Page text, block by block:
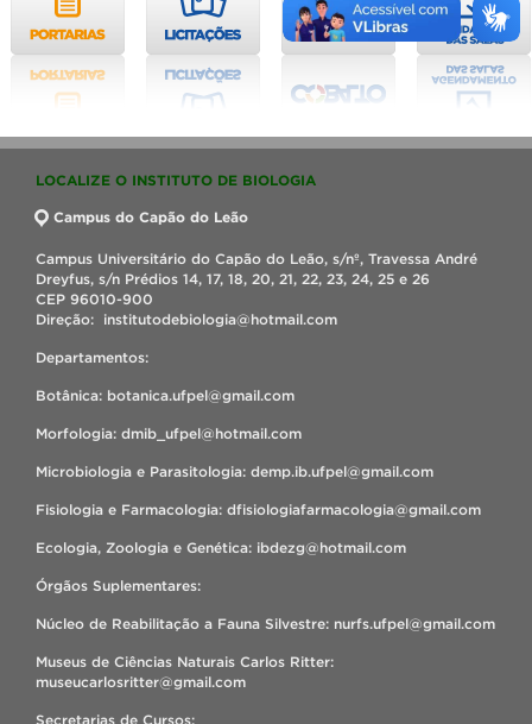
LOCALIZE O INSTITUTO DE BIOLOGIA
Campus do Capão do Leão
Campus Universitário do Capão do Leão, s/nº, Travessa André
Dreyfus, s/n Prédios 14, 17, 18, 20, 21, 22, 23, 24, 25 e 26
CEP 96010-900
Direção: institutodebiologia@hotmail.com
Departamentos:
Botânica: botanica.ufpel@gmail.com
Morfologia: dmib_ufpel@hotmail.com
Microbiologia e Parasitologia: demp.ib.ufpel@gmail.com
Fisiologia e Farmacologia: dfisiologiafarmacologia@gmail.com
Ecologia, Zoologia e Genética: ibdezg@hotmail.com
Órgãos Suplementares:
Núcleo de Reabilitação a Fauna Silvestre: nurfs.ufpel@gmail.com
Museus de Ciências Naturais Carlos Ritter:
museucarlosritter@gmail.com
Secretarias de Cursos: